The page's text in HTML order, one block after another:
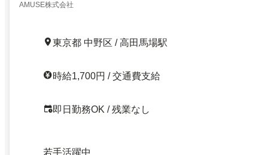
AMUSE株式会社
東京都 中野区 / 高田馬場駅
時給1,700円 / 交通費支給
即日勤務OK / 残業なし
若手活躍中